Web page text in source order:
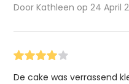
Door Kathleen op 24 April
De cake was verrassend